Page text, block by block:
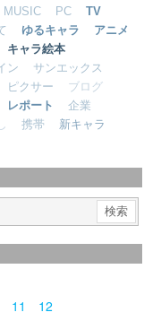
MUSIC PC
TV
ゆるキャラ
アニメ
キャラ絵本
ン
サンエックス
ピクサー
ブログ
レポート
企業
携帯
新キャラ
11
12